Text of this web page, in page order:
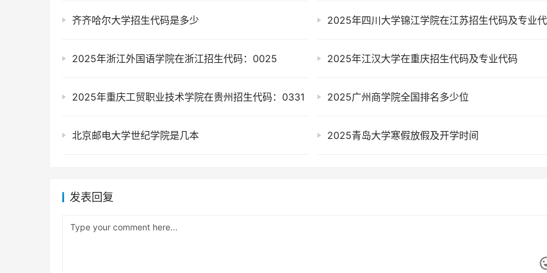
齐齐哈尔大学招生代码是多少 2025年四川大学锦江学院在江苏招生代码及专业
2025年浙江外国语学院在浙江招生代码：0025 2025年江汉大学在重庆招生代码及专业代码
2025年重庆工贸职业技术学院在贵州招生代码：0331 2025广州商学院全国排名多少位
北京邮电大学世纪学院是几本 2025青岛大学寒假放假及开学时间
发表回复